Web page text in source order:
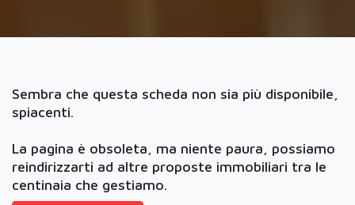
Sembra che questa scheda non sia più disponibile,
spiacenti.
La pagina è obsoleta, ma niente paura, possiamo
reindirizzarti ad altre proposte immobiliari tra le
centinaia che gestiamo.